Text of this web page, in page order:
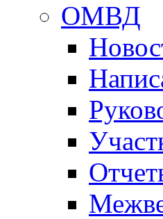
ОМВД